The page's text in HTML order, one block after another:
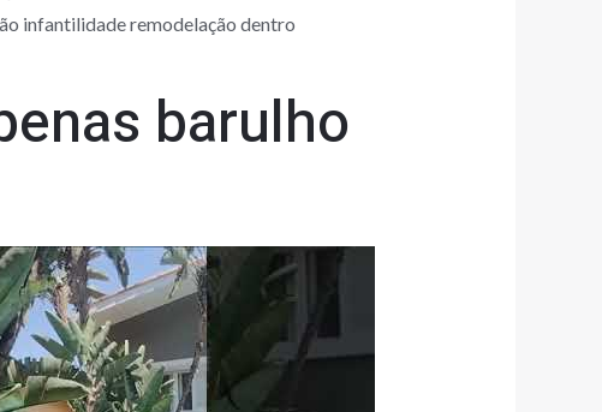
infantilidade remodelação dentro
barulho